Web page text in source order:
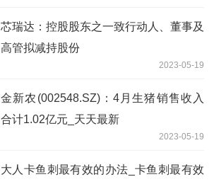
芯瑞达：控股股东之一致行动人、董事及
高管拟减持股份
2023-05-19
金新农(002548.SZ)：4月生猪销售收入
合计1.02亿元_天天最新
2023-05-19
大人卡鱼刺最有效的办法_卡鱼刺最有效